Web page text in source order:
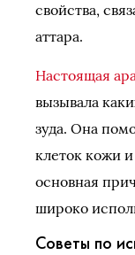
свойства,
аттара.
Настоящая
вызывала
зуда. Она
клеток кожи
основная
широко
Советы по